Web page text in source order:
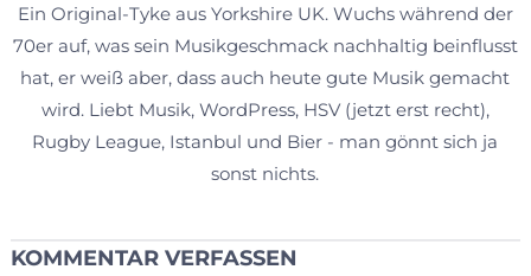
Ein Original-Tyke aus Yorkshire UK. Wuchs während der
70er auf, was sein Musikgeschmack nachhaltig beinflusst
hat, er weiß aber, dass auch heute gute Musik gemacht
wird. Liebt Musik, WordPress, HSV (jetzt erst recht),
Rugby League, Istanbul und Bier - man gönnt sich ja
sonst nichts.
KOMMENTAR VERFASSEN